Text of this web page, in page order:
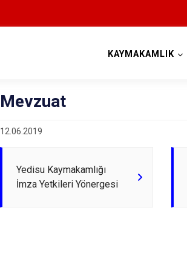
KAYMAKAMLIK
Mevzuat
12.06.2019
Yedisu Kaymakamlığı
İmza Yetkileri Yönergesi